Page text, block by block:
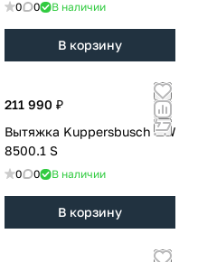
0 0 В наличии
В корзину
211 990 ₽
Вытяжка Kuppersbusch DW
8500.1 S
0 0 В наличии
В корзину